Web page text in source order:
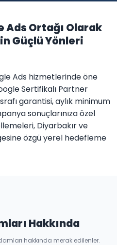
Ads Ortağı Olarak
Güçlü Yönleri
Ads hizmetlerinde öne
Sertifikalı Partner
garantisi, aylık minimum
sonuçlarınıza özel
Diyarbakır ve
özgü yerel hedefleme
Hakkında
hakkında merak edilenler.